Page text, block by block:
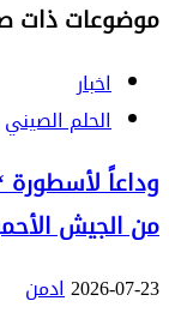
موضوعات ذات
اخبار
الحلم الصيني
وداعاً لأسطورة
من الجيش الأحمر
2026-07-23ادمن